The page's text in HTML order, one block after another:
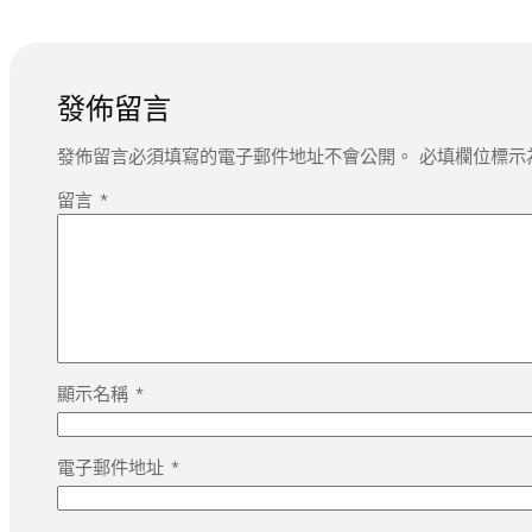
發佈留言
發佈留言必須填寫的電子郵件地址不會公開。 必填欄位標
留言 *
顯示名稱 *
電子郵件地址 *